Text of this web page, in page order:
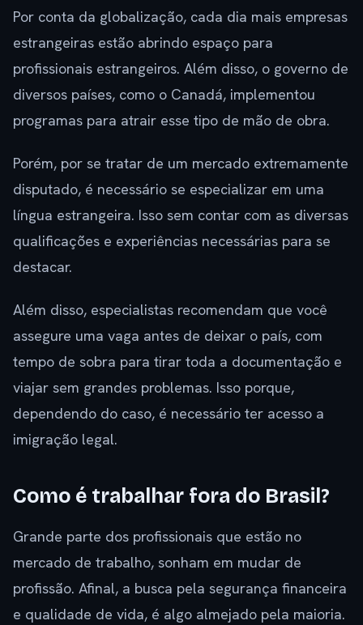
Por conta da globalização, cada dia mais empresas
estrangeiras estão abrindo espaço para
profissionais estrangeiros. Além disso, o governo de
diversos países, como o Canadá, implementou
programas para atrair esse tipo de mão de obra.
Porém, por se tratar de um mercado extremamente
disputado, é necessário se especializar em uma
língua estrangeira. Isso sem contar com as diversas
qualificações e experiências necessárias para se
destacar.
Além disso, especialistas recomendam que você
assegure uma vaga antes de deixar o país, com
tempo de sobra para tirar toda a documentação e
viajar sem grandes problemas. Isso porque,
dependendo do caso, é necessário ter acesso a
imigração legal.
Como é trabalhar fora do Brasil?
Grande parte dos profissionais que estão no
mercado de trabalho, sonham em mudar de
profissão. Afinal, a busca pela segurança financeira
e qualidade de vida, é algo almejado pela maioria.